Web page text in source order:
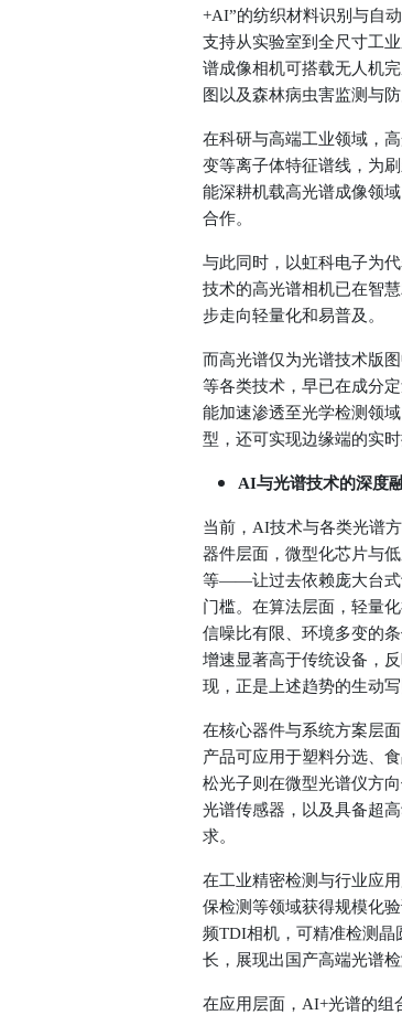
+AI”的纺织材料识别与自
支持从实验室到全尺寸工业
谱成像相机可搭载无人机
图以及森林病虫害监测与防
在科研与高端工业领域，
变等离子体特征谱线，为
能深耕机载高光谱成像领
合作。
与此同时，以虹科电子为
技术的高光谱相机已在智
步走向轻量化和易普及。
而高光谱仅为光谱技术版
等各类技术，早已在成分
能加速渗透至光学检测领
型，还可实现边缘端的实
AI与光谱技术的深度
当前，AI技术与各类光谱
器件层面，微型化芯片与
等——让过去依赖庞大台式
门槛。在算法层面，轻量
信噪比有限、环境多变的
增速显著高于传统设备，
现，正是上述趋势的生动写
在核心器件与系统方案层
产品可应用于塑料分选、
松光子则在微型光谱仪方
光谱传感器，以及具备超
求。
在工业精密检测与行业应
保检测等领域获得规模化
频TDI相机，可精准检测晶
长，展现出国产高端光谱
在应用层面，AI+光谱的组